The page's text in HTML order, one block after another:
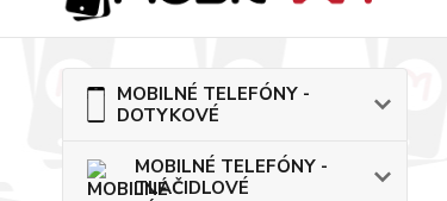
MOBILNÉ TELEFÓNY -
DOTYKOVÉ
MOBILNÉ TELEFÓNY -
TLAČIDLOVÉ